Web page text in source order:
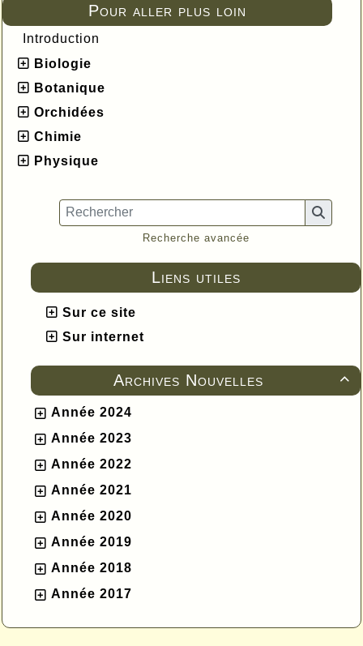
Pour aller plus loin
Introduction
Biologie
Botanique
Orchidées
Chimie
Physique
Recherche avancée
Liens utiles
Sur ce site
Sur internet

Archives Nouvelles
Année 2024
Année 2023
Année 2022
Année 2021
Année 2020
Année 2019
Année 2018
Année 2017